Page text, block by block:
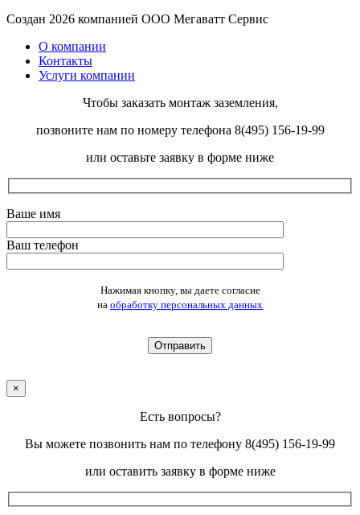
Создан 2026 компанией ООО Мегаватт Сервис
О компании
Контакты
Услуги компании
Чтобы заказать монтаж заземления,
позвоните нам по номеру телефона 8(495) 156-19-99
или оставьте заявку в форме ниже
Ваше имя
Ваш телефон
Оставьте это поле пустым.Нажимая кнопку, вы даете согласие
на обработку персональных данных
×
Есть вопросы?
Вы можете позвонить нам по телефону 8(495) 156-19-99
или оставить заявку в форме ниже